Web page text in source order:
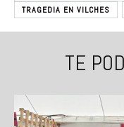
TRAGEDIA EN VILCHES
TE